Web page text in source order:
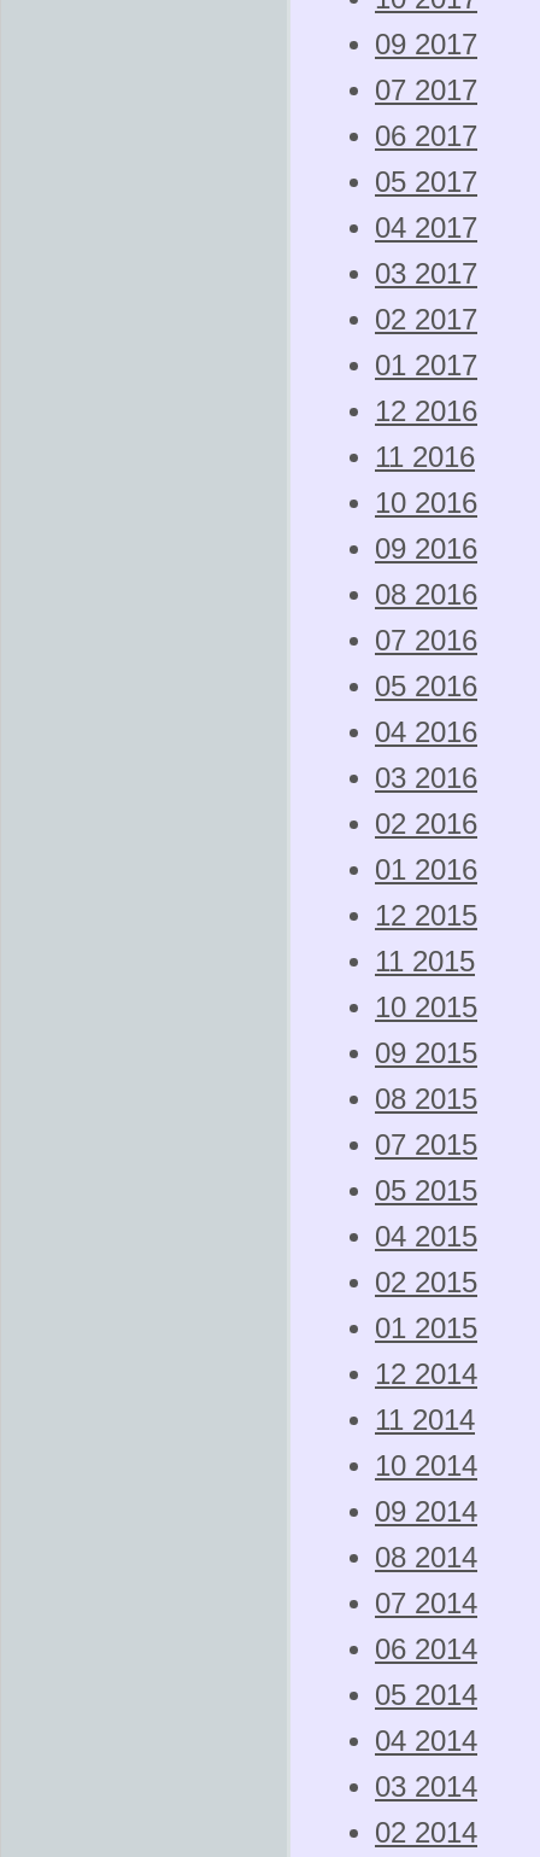
09 2017
07 2017
06 2017
05 2017
04 2017
03 2017
02 2017
01 2017
12 2016
11 2016
10 2016
09 2016
08 2016
07 2016
05 2016
04 2016
03 2016
02 2016
01 2016
12 2015
11 2015
10 2015
09 2015
08 2015
07 2015
05 2015
04 2015
02 2015
01 2015
12 2014
11 2014
10 2014
09 2014
08 2014
07 2014
06 2014
05 2014
04 2014
03 2014
02 2014